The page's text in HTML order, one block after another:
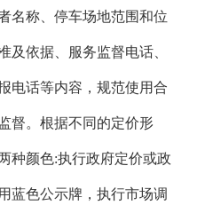
名称、停车场地范围和位
及依据、服务监督电话、
电话等内容，规范使用合
督。根据不同的定价形
种颜色:执行政府定价或政
蓝色公示牌，执行市场调